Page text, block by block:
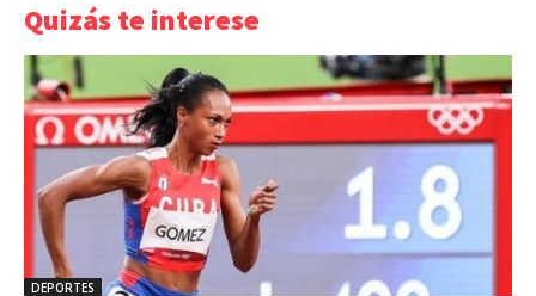
Quizás te interese
DEPORTES